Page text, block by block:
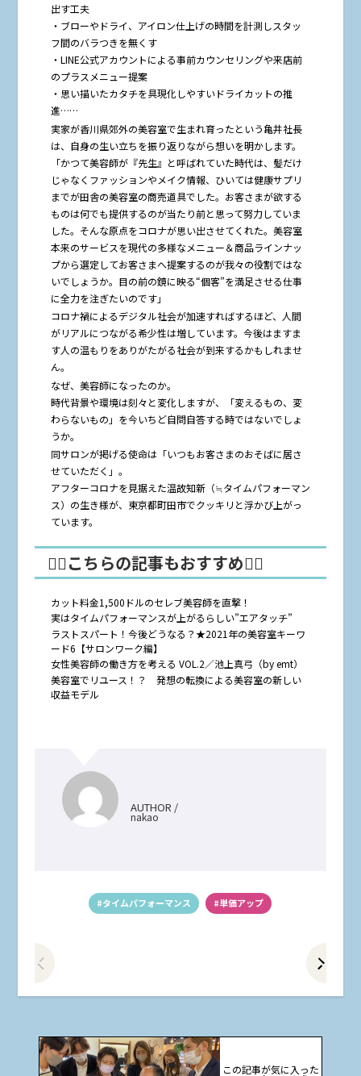
出す工夫
・ブローやドライ、アイロン仕上げの時間を計測しスタッ
フ間のバラつきを無くす
・LINE公式アカウントによる事前カウンセリングや来店前
のプラスメニュー提案
・思い描いたカタチを具現化しやすいドライカットの推
進……
実家が香川県郊外の美容室で生まれ育ったという亀井社長
は、自身の生い立ちを振り返りながら想いを明かします。
「かつて美容師が『先生』と呼ばれていた時代は、髪だけ
じゃなくファッションやメイク情報、ひいては健康サプリ
までが田舎の美容室の商売道具でした。お客さまが欲する
ものは何でも提供するのが当たり前と思って努力していま
した。そんな原点をコロナが思い出させてくれた。美容室
本来のサービスを現代の多様なメニュー＆商品ラインナッ
プから選定してお客さまへ提案するのが我々の役割ではな
いでしょうか。目の前の鏡に映る“個客”を満足させる仕事
に全力を注ぎたいのです」
コロナ禍によるデジタル社会が加速すればするほど、人間
がリアルにつながる希少性は増しています。今後はますま
す人の温もりをありがたがる社会が到来するかもしれませ
ん。
なぜ、美容師になったのか。
時代背景や環境は刻々と変化しますが、「変えるもの、変
わらないもの」を今いちど自問自答する時ではないでしょ
うか。
同サロンが掲げる使命は「いつもお客さまのおそばに居さ
せていただく」。
アフターコロナを見据えた温故知新（≒タイムパフォーマン
ス）の生き様が、東京都町田市でクッキリと浮かび上がっ
ています。
🤸‍♂️こちらの記事もおすすめ🤸‍♀️
カット料金1,500ドルのセレブ美容師を直撃！
実はタイムパフォーマンスが上がるらしい”エアタッチ”
ラストスパート！今後どうなる？★2021年の美容室キーワ
ード6【サロンワーク編】
女性美容師の働き方を考える VOL.2／池上真弓（by emt）
美容室でリユース！？ 発想の転換による美容室の新しい
収益モデル
AUTHOR /
nakao
#タイムパフォーマンス #単価アップ
この記事が気に入った